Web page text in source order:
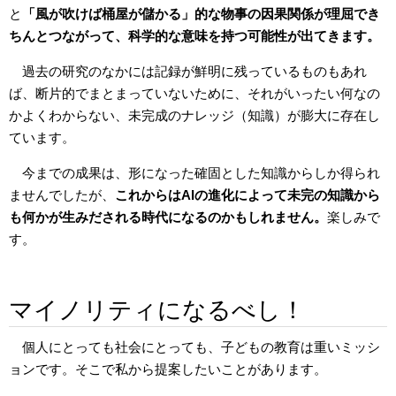
と
「風が吹けば桶屋が儲かる」的な物事の因果関係が理屈でき
ちんとつながって、科学的な意味を持つ可能性が出てきます。
過去の研究のなかには記録が鮮明に残っているものもあれ
ば、断片的でまとまっていないために、それがいったい何なの
かよくわからない、未完成のナレッジ（知識）が膨大に存在し
ています。
今までの成果は、形になった確固とした知識からしか得られ
ませんでしたが、 これからはAIの進化によって未完の知識から
も何かが生みだされる時代になるのかもしれません。 楽しみで
す。
マイノリティになるべし！
個人にとっても社会にとっても、子どもの教育は重いミッシ
ョンです。そこで私から提案したいことがあります。